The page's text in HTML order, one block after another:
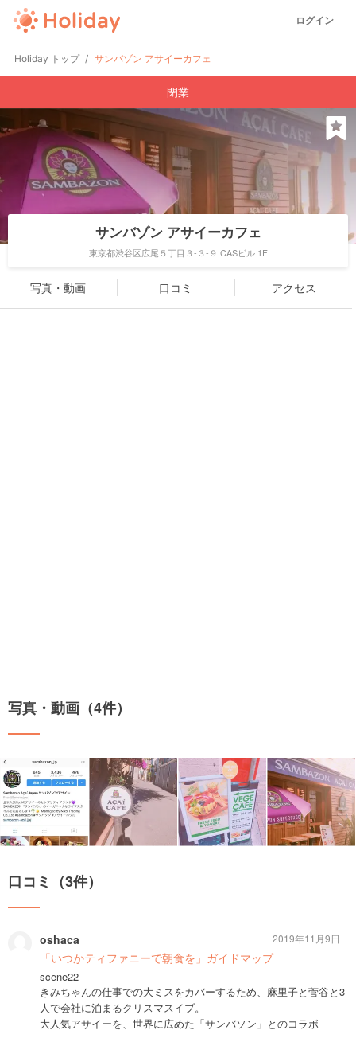
ログイン
Holiday トップ サンバゾン アサイーカフェ
閉業
サンバゾン アサイーカフェ
東京都渋谷区広尾５丁目３-３-９ CASビル 1F
写真・動画 口コミ アクセス
写真・動画（4件）
口コミ（3件）
oshaca
「いつかティファニーで朝食を」ガイドマップ
scene22
きみちゃんの仕事での大ミスをカバーするため、麻里子と菅谷と3
人で会社に泊まるクリスマスイブ。
大人気アサイーを、世界に広めた「サンバソン」とのコラボ
2019年11月9日